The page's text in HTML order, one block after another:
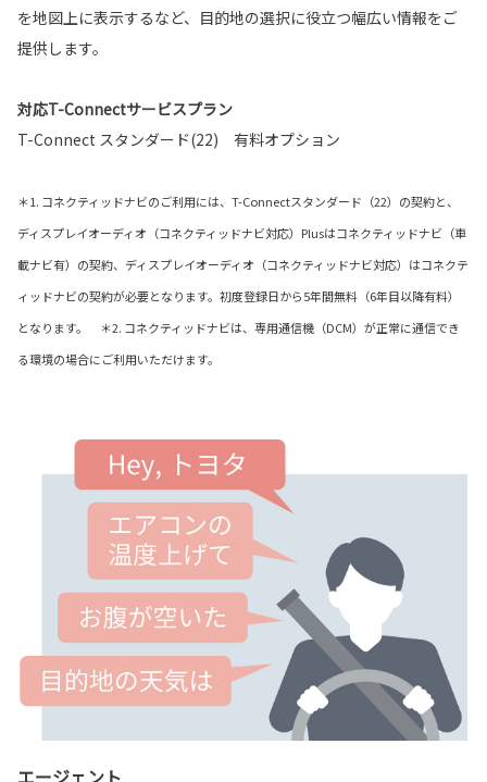
を地図上に表示するなど、目的地の選択に役立つ幅広い情報をご
提供します。
対応T-Connectサービスプラン
T-Connect スタンダード(22) 有料オプション
＊1. コネクティッドナビのご利用には、T-Connectスタンダード（22）の契約と、
ディスプレイオーディオ（コネクティッドナビ対応）Plusはコネクティッドナビ（車
載ナビ有）の契約、ディスプレイオーディオ（コネクティッドナビ対応）はコネクテ
ィッドナビの契約が必要となります。初度登録日から5年間無料（6年目以降有料）
となります。 ＊2. コネクティッドナビは、専用通信機（DCM）が正常に通信でき
る環境の場合にご利用いただけます。
エージェント